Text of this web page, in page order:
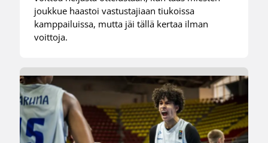
joukkue haastoi vastustajiaan tiukoissa
kamppailuissa, mutta jäi tällä kertaa ilman
voittoja.